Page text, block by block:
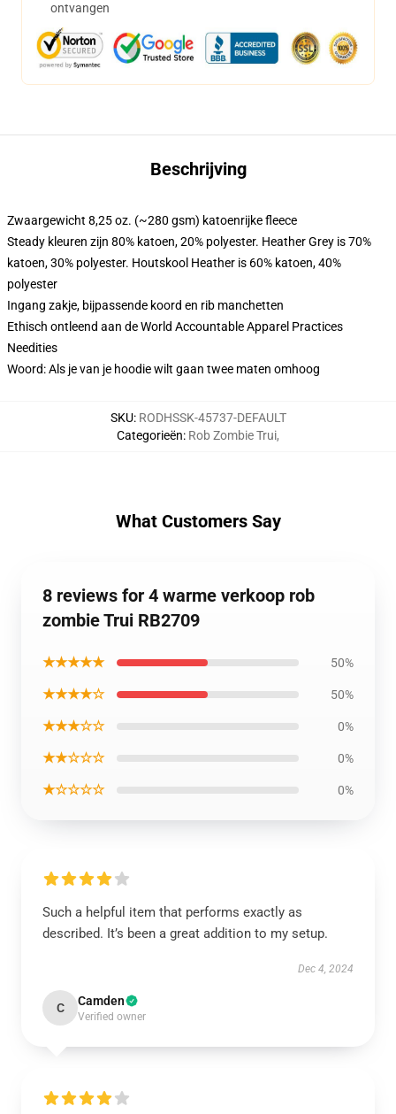
ontvangen
Beschrijving
Zwaargewicht 8,25 oz. (~280 gsm) katoenrijke fleece
Steady kleuren zijn 80% katoen, 20% polyester. Heather Grey is 70%
katoen, 30% polyester. Houtskool Heather is 60% katoen, 40%
polyester
Ingang zakje, bijpassende koord en rib manchetten
Ethisch ontleend aan de World Accountable Apparel Practices
Needities
Woord: Als je van je hoodie wilt gaan twee maten omhoog
SKU: RODHSSK-45737-DEFAULT
Categorieën: Rob Zombie Trui,
What Customers Say
8 reviews for 4 warme verkoop rob
zombie Trui RB2709
★★★★★ 50%
★★★★☆ 50%
★★★☆☆ 0%
★★☆☆☆ 0%
★☆☆☆☆ 0%
Such a helpful item that performs exactly as
described. It’s been a great addition to my setup.
Dec 4, 2024
C Camden
Verified owner